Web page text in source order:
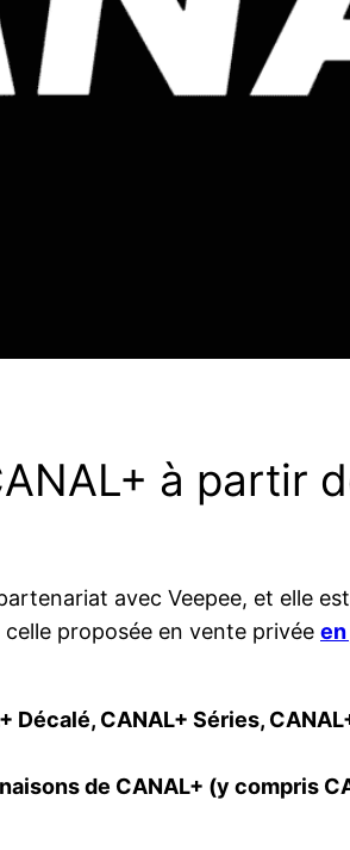
à partir
avec Veepee, et elle
celle proposée en vente privée
Décalé, CANAL+ Séries,
de CANAL+ (y compris